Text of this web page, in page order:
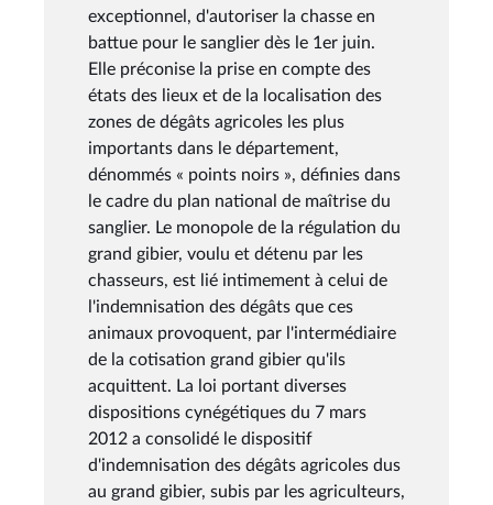
exceptionnel, d'autoriser la chasse en
battue pour le sanglier dès le 1er juin.
Elle préconise la prise en compte des
états des lieux et de la localisation des
zones de dégâts agricoles les plus
importants dans le département,
dénommés « points noirs », définies dans
le cadre du plan national de maîtrise du
sanglier. Le monopole de la régulation du
grand gibier, voulu et détenu par les
chasseurs, est lié intimement à celui de
l'indemnisation des dégâts que ces
animaux provoquent, par l'intermédiaire
de la cotisation grand gibier qu'ils
acquittent. La loi portant diverses
dispositions cynégétiques du 7 mars
2012 a consolidé le dispositif
d'indemnisation des dégâts agricoles dus
au grand gibier, subis par les agriculteurs,